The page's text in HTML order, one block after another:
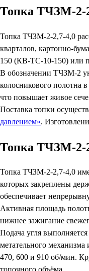
Топка ТЧЗМ-2-
Топка ТЧЗМ-2-2,7-4,0
кварталов, картонно-
150 (КВ-ТС-10-150) или
В обозначении ТЧЗМ-2
колосникового полотна
что повышает живое
Поставка топки
давлением».
Топка ТЧЗМ-2-
Топка ТЧЗМ-2-2,7-4,0
которых закреплены
обеспечивает
Активная площадь
нижнее зажигание
Подача угля
метательного
470, 600 и 910 об/мин.